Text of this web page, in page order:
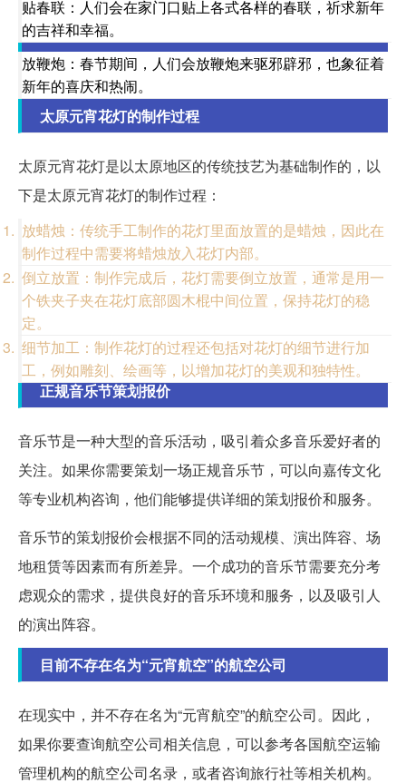
贴春联：人们会在家门口贴上各式各样的春联，祈求新年
的吉祥和幸福。
放鞭炮：春节期间，人们会放鞭炮来驱邪辟邪，也象征着
新年的喜庆和热闹。
太原元宵花灯的制作过程
太原元宵花灯是以太原地区的传统技艺为基础制作的，以
下是太原元宵花灯的制作过程：
放蜡烛：传统手工制作的花灯里面放置的是蜡烛，因此在
制作过程中需要将蜡烛放入花灯内部。
倒立放置：制作完成后，花灯需要倒立放置，通常是用一
个铁夹子夹在花灯底部圆木棍中间位置，保持花灯的稳
定。
细节加工：制作花灯的过程还包括对花灯的细节进行加
工，例如雕刻、绘画等，以增加花灯的美观和独特性。
正规音乐节策划报价
音乐节是一种大型的音乐活动，吸引着众多音乐爱好者的
关注。如果你需要策划一场正规音乐节，可以向嘉传文化
等专业机构咨询，他们能够提供详细的策划报价和服务。
音乐节的策划报价会根据不同的活动规模、演出阵容、场
地租赁等因素而有所差异。一个成功的音乐节需要充分考
虑观众的需求，提供良好的音乐环境和服务，以及吸引人
的演出阵容。
目前不存在名为“元宵航空”的航空公司
在现实中，并不存在名为“元宵航空”的航空公司。因此，
如果你要查询航空公司相关信息，可以参考各国航空运输
管理机构的航空公司名录，或者咨询旅行社等相关机构。